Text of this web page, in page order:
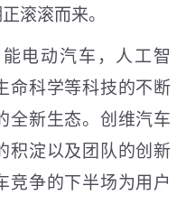
滚滚而来。
电动汽车，人工智
命科学等科技的不断
全新生态。创维汽车
积淀以及团队的创新
竞争的下半场为用户